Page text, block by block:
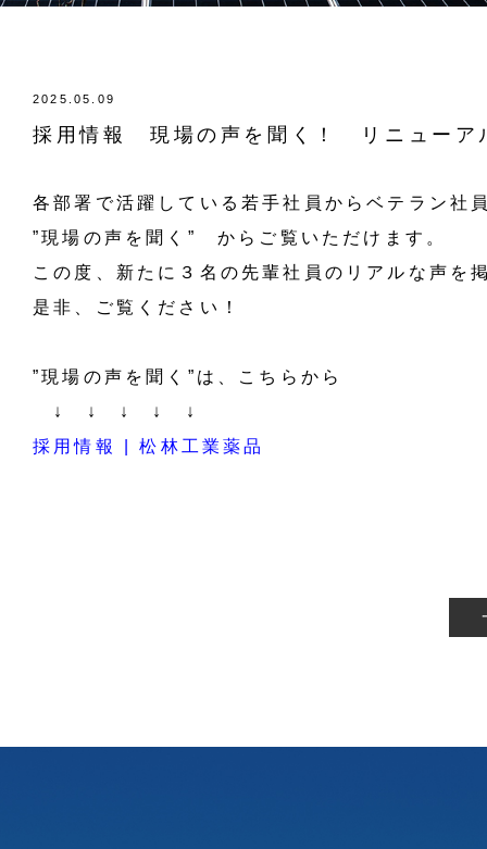
2025.05.09
採用情報 現場の声を聞く！ リニューア
各部署で活躍している若手社員からベテラン社
”現場の声を聞く” からご覧いただけます。
この度、新たに３名の先輩社員のリアルな声を
是非、ご覧ください！
”現場の声を聞く”は、こちらから
↓ ↓ ↓ ↓ ↓
採用情報 | 松林工業薬品